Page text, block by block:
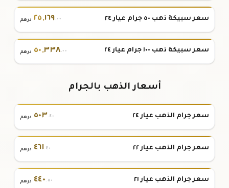
سعر سبيكة ذهب ٥٠ جرام عيار ٢٤ ٢٥,١٦٩.٠٠ درهم
سعر سبيكة ذهب ١٠٠ جرام عيار ٢٤ ٥٠,٣٣٨.٠٠ درهم
أسعار الذهب بالجرام
سعر جرام الذهب عيار ٢٤ ٥٠٣.٤٠ درهم
سعر جرام الذهب عيار ٢٢ ٤٦١.٤٠ درهم
سعر جرام الذهب عيار ٢١ ٤٤٠.٥٠ درهم